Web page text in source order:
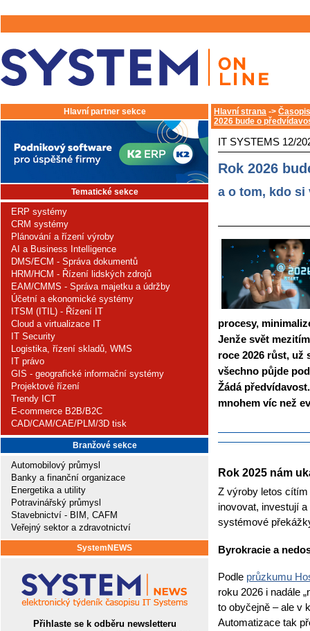
Hlavní partner sekce
Tematické sekce
ERP systémy
CRM systémy
Plánování a řízení výroby
AI a Business Intelligence
DMS/ECM - Správa dokumentů
HRM/HCM - Řízení lidských zdrojů
EAM/CMMS - Správa majetku a údržby
Účetní a ekonomické systémy
ITSM (ITIL) - Řízení IT
Cloud a virtualizace IT
IT Security
Logistika, řízení skladů, WMS
IT právo
GIS - geografické informační systémy
Projektové řízení
Trendy ICT
E-commerce B2B/B2C
CAD/CAM/CAE/PLM/3D tisk
Branžové sekce
Automobilový průmysl
Banky a finanční organizace
Energetika a utility
Potravinářský průmysl
Stavebnictví - BIM, CAFM
Veřejný sektor a zdravotnictví
SystemNEWS
Přihlaste se k odběru newsletteru
Hlavní strana ->
2026 bude o
IT SYSTEMS 12/
Rok 2026
a o tom, kdo si
procesy,
Jenže svět
roce 2026 růst, už
všechno půjde
Žádá
mnohem víc než
Rok 2025 nám
Z výroby letos
inovovat, investují
systémové
Byrokracie a
Podle průzkumu
roku 2026 i nadále
to obyčejně – ale v
Automatizace tak